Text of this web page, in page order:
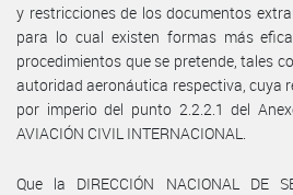
y restricciones de los documentos
para lo cual existen formas más
procedimientos que se pretende, tales
autoridad aeronáutica respectiva, cuya
por imperio del punto 2.2.2.1 del
AVIACIÓN CIVIL INTERNACIONAL.
Que la DIRECCIÓN NACIONAL DE